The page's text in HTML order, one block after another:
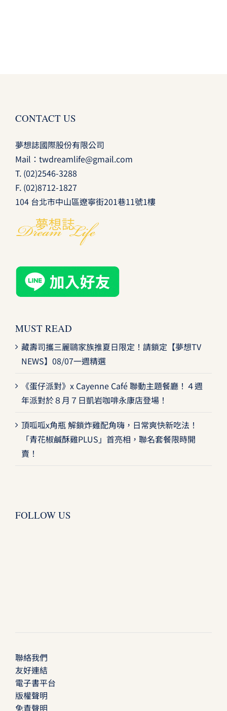
CONTACT US
夢想誌國際股份有限公司
Mail： twdreamlife@gmail.com
T. (02)2546-3288
F. (02)8712-1827
104 台北市中山區遼寧街201巷11號1樓
MUST READ
藏壽司攜三麗鷗家族推夏日限定！請鎖定【夢想TV
NEWS】08/07一週精選
《蛋仔派對》x Cayenne Café 聯動主題餐廳！４週
年派對於８月７日凱岩咖啡永康店登場！
頂呱呱x角瓶 解鎖炸雞配角嗨，日常爽快新吃法！
「青花椒鹹酥雞PLUS」首亮相，聯名套餐限時開
賣！
FOLLOW US
聯絡我們
友好連結
電子書平台
版權聲明
免責聲明